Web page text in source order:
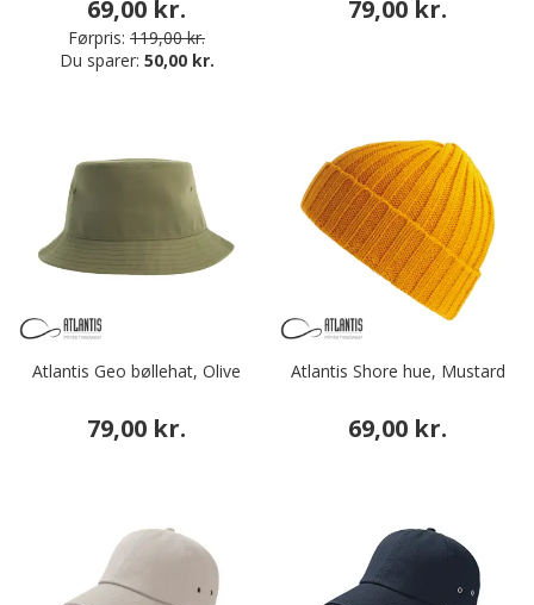
69,00 kr.
Førpris: 119,00 kr.
Du sparer: 50,00 kr.
79,00 kr.
Atlantis Geo bøllehat, Olive
79,00 kr.
Atlantis Shore hue, Mustard
69,00 kr.